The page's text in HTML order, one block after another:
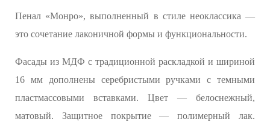
Пенал «Монро», выполненный в стиле неоклассика —
это сочетание лаконичной формы и функциональности.
Фасады из МДФ с традиционной раскладкой и шириной
16 мм дополнены серебристыми ручками с темными
пластмассовыми вставками. Цвет — белоснежный,
матовый. Защитное покрытие — полимерный лак.